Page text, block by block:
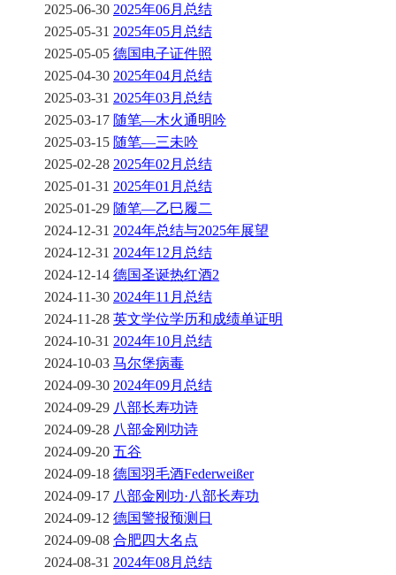
2025-06-30 2025年06月总结
2025-05-31 2025年05月总结
2025-05-05 德国电子证件照
2025-04-30 2025年04月总结
2025-03-31 2025年03月总结
2025-03-17 随笔—木火通明吟
2025-03-15 随笔—三未吟
2025-02-28 2025年02月总结
2025-01-31 2025年01月总结
2025-01-29 随笔—乙巳履二
2024-12-31 2024年总结与2025年展望
2024-12-31 2024年12月总结
2024-12-14 德国圣诞热红酒2
2024-11-30 2024年11月总结
2024-11-28 英文学位学历和成绩单证明
2024-10-31 2024年10月总结
2024-10-03 马尔堡病毒
2024-09-30 2024年09月总结
2024-09-29 八部长寿功诗
2024-09-28 八部金刚功诗
2024-09-20 五谷
2024-09-18 德国羽毛酒Federweißer
2024-09-17 八部金刚功·八部长寿功
2024-09-12 德国警报预测日
2024-09-08 合肥四大名点
2024-08-31 2024年08月总结